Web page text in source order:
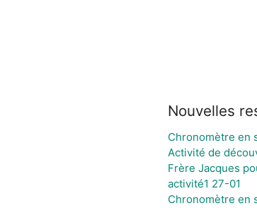
Nouvelles
Chronomètre en
Activité de
Frère Jacques
activité1 27-01
Chronomètre en